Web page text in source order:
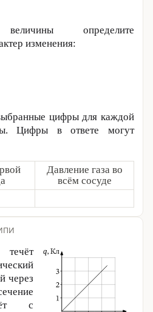
определите
изменения:
цифры для каждой
Цифры в ответе могут
Давление газа во
всём сосуде
через
с